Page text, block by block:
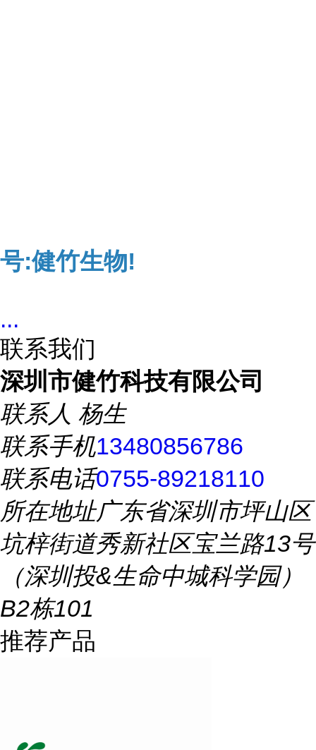
号:健竹生物!
...
联系我们
深圳市健竹科技有限公司
联系人 杨生
联系手机13480856786
联系电话0755-89218110
所在地址广东省深圳市坪山区
坑梓街道秀新社区宝兰路13号
（深圳投&生命中城科学园）
B2栋101
推荐产品